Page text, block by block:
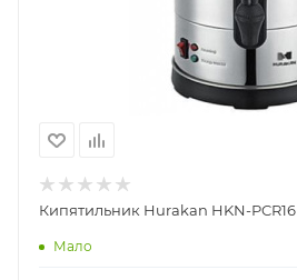
Кипятильник Hurakan HKN-PCR16
Мало